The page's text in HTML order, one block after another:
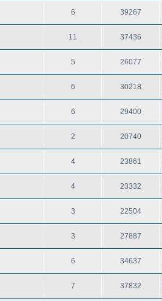
6 39267
11 37436
5 26077
6 30218
6 29400
2 20740
4 23861
4 23332
3 22504
3 27887
6 34637
7 37832